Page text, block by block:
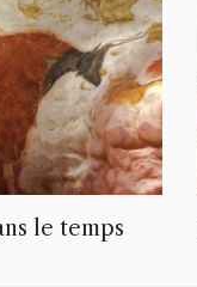
le temps